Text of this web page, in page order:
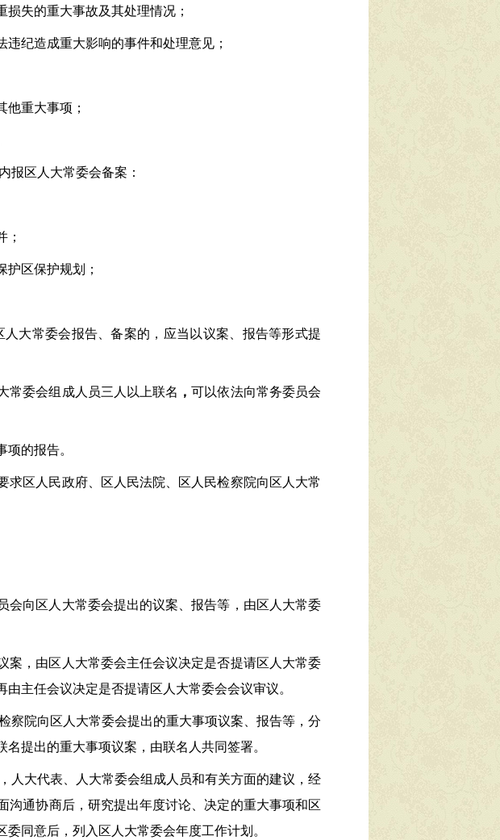
损失的重大事故及其处理情况；
纪造成重大影响的事件和处理意见；
他重大事项；
报区人大常委会备案：
；
护区保护规划；
大常委会报告、备案的，应当以议案、报告等形式提
常委会组成人员三人以上联名 ，可以依法向常务委员会
的报告。
求区人民政府、区人民法院、区人民检察院向区人大常
会向区人大常委会提出的议案、报告等，由区人大常委
案，由区人大常委会主任会议决定是否提请区人大常委
主任会议决定是否提请区人大常委会会议审议。
察院向区人大常委会提出的重大事项议案、报告等，分
提出的重大事项议案，由联名人共同签署。
人大代表、人大常委会组成人员和有关方面的建议，经
通协商后，研究提出年度讨论、决定的重大事项和区
同意后，列入区人大常委会年度工作计划。